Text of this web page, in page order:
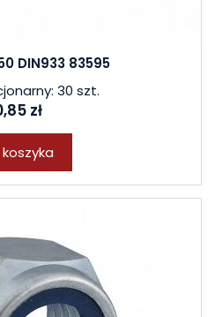
DIN933 83595
30 szt.
zł